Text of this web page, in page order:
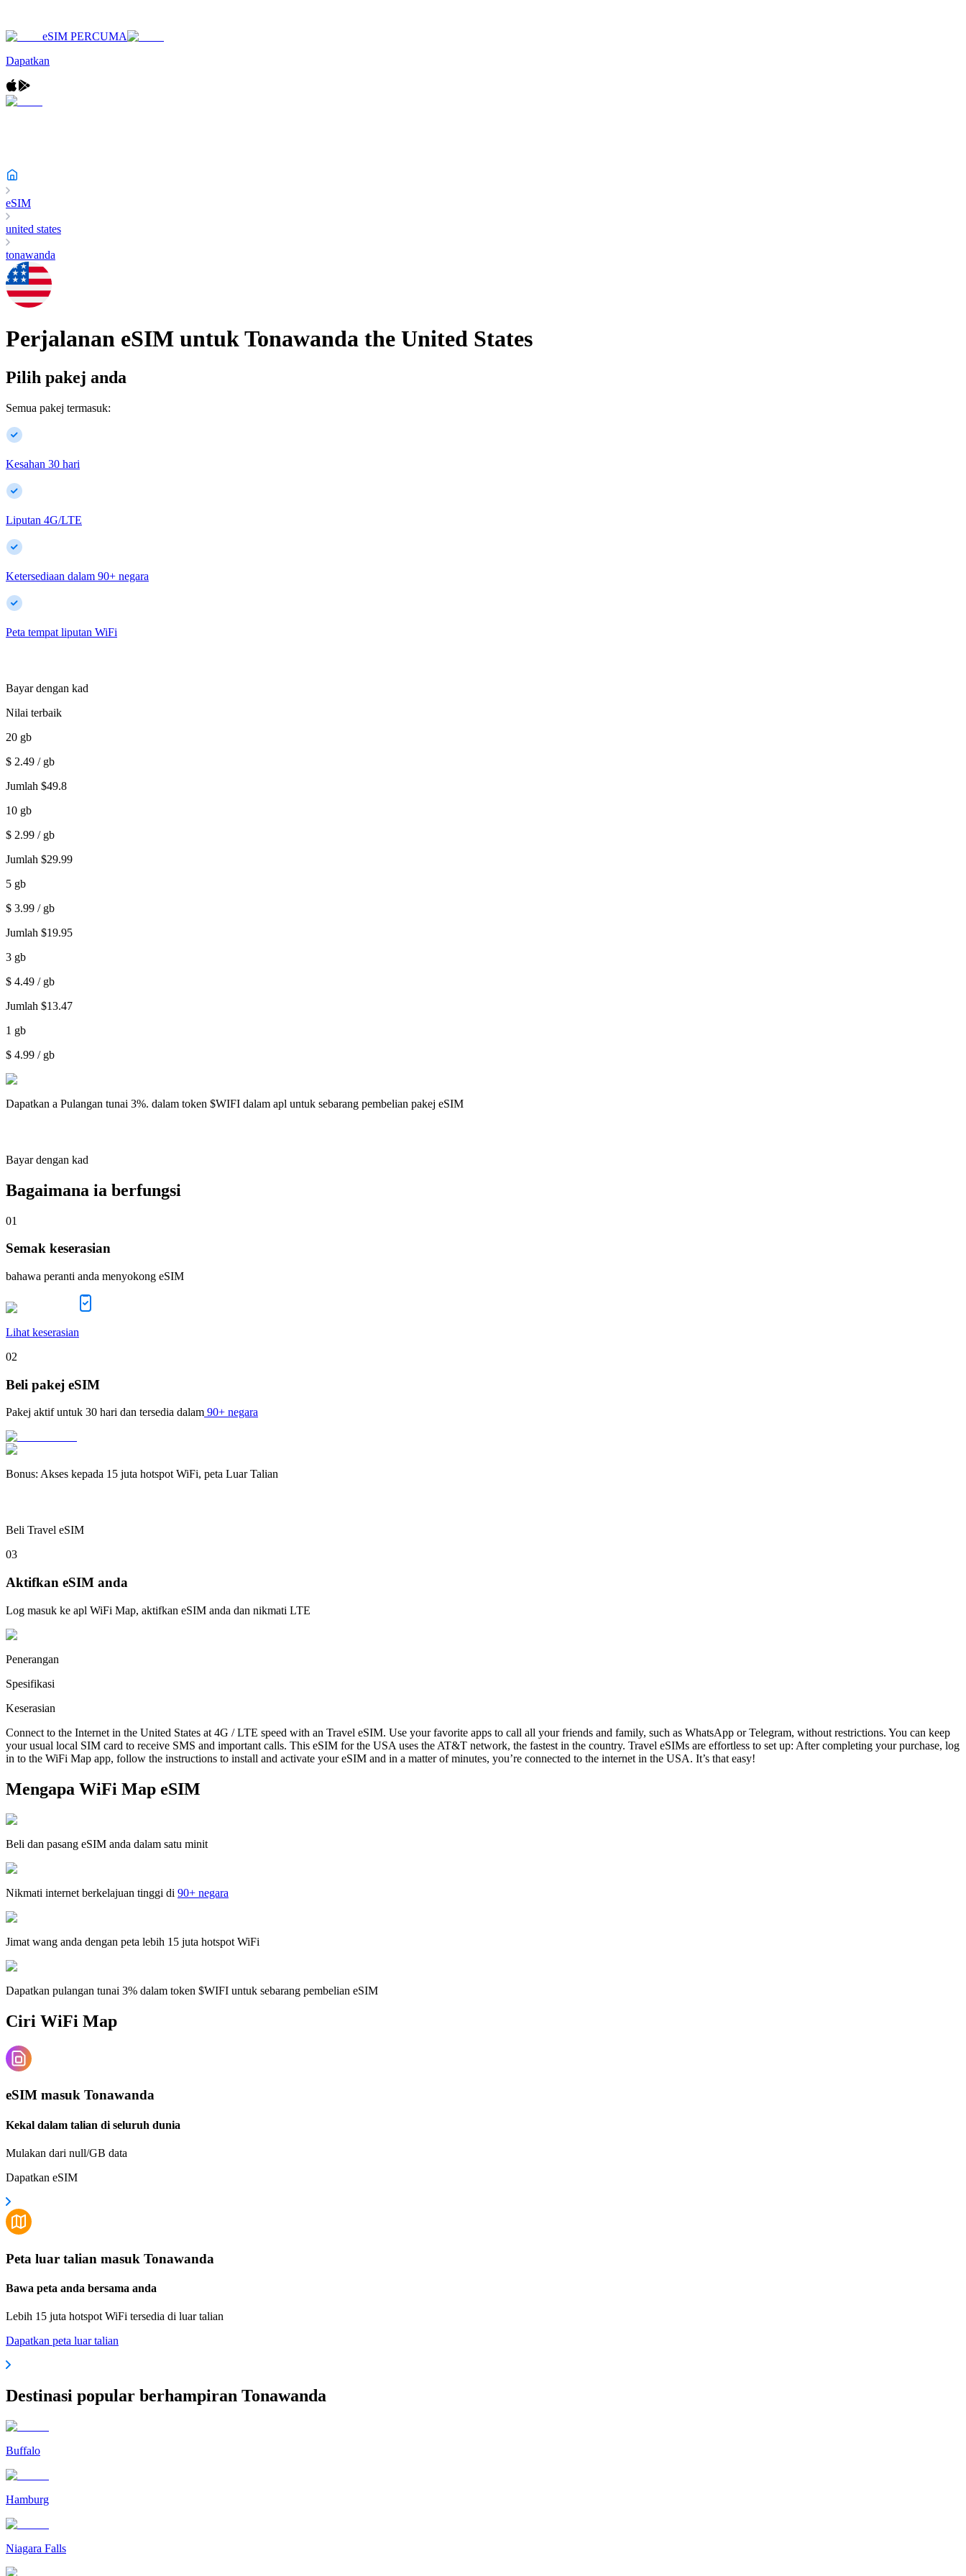
eSIM PERCUMA
Dapatkan
eSIM
united states
tonawanda
Perjalanan eSIM untukTonawanda the United States
Pilih pakej anda
Semua pakej termasuk:
Kesahan 30 hari
Liputan 4G/LTE
Ketersediaan dalam 90+ negara
Peta tempat liputan WiFi
Bayar dengan kad
Nilai terbaik
20 gb
$ 2.49 / gb
Jumlah $49.8
10 gb
$ 2.99 / gb
Jumlah $29.99
5 gb
$ 3.99 / gb
Jumlah $19.95
3 gb
$ 4.49 / gb
Jumlah $13.47
1 gb
$ 4.99 / gb
Dapatkan a Pulangan tunai 3%. dalam token $WIFI dalam apl untuk sebarang pembelian pakej eSIM
Bayar dengan kad
Bagaimana ia berfungsi
01
Semak keserasian
bahawa peranti anda menyokong eSIM
Lihat keserasian
02
Beli pakej eSIM
Pakej aktif untuk 30 hari dan tersedia dalam 90+ negara
Bonus: Akses kepada 15 juta hotspot WiFi, peta Luar Talian
Beli Travel eSIM
03
Aktifkan eSIM anda
Log masuk ke apl WiFi Map, aktifkan eSIM anda dan nikmati LTE
Penerangan
Spesifikasi
Keserasian
Connect to the Internet in the United States at 4G / LTE speed with an Travel eSIM. Use your favorite apps to call all your friends and family, such as WhatsApp or Telegram, without restrictions. You can keep
your usual local SIM card to receive SMS and important calls. This eSIM for the USA uses the AT&T network, the fastest in the country. Travel eSIMs are effortless to set up: After completing your purchase, log
in to the WiFi Map app, follow the instructions to install and activate your eSIM and in a matter of minutes, you’re connected to the internet in the USA. It’s that easy!
Mengapa WiFi Map eSIM
Beli dan pasang eSIM anda dalam satu minit
Nikmati internet berkelajuan tinggi di 90+ negara
Jimat wang anda dengan peta lebih 15 juta hotspot WiFi
Dapatkan pulangan tunai 3% dalam token $WIFI untuk sebarang pembelian eSIM
Ciri WiFi Map
eSIM masuk Tonawanda
Kekal dalam talian di seluruh dunia
Mulakan dari null/GB data
Dapatkan eSIM
Peta luar talian masuk Tonawanda
Bawa peta anda bersama anda
Lebih 15 juta hotspot WiFi tersedia di luar talian
Dapatkan peta luar talian
Destinasi popular berhampiran Tonawanda
Buffalo
Hamburg
Niagara Falls